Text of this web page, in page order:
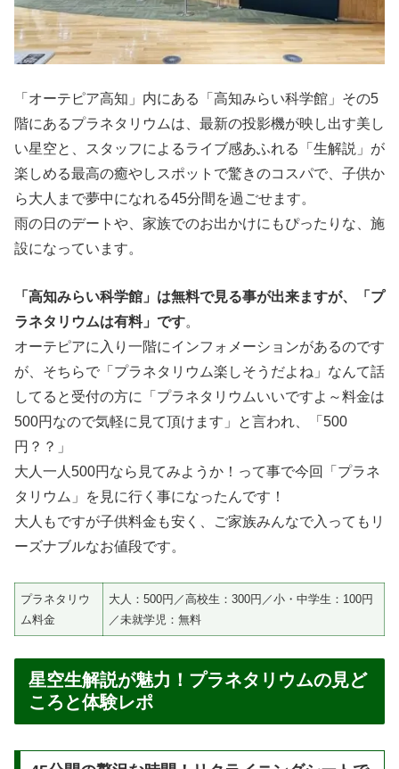
「オーテピア高知」内にある「高知みらい科学館」その5
階にあるプラネタリウムは、最新の投影機が映し出す美し
い星空と、スタッフによるライブ感あふれる「生解説」が
楽しめる最高の癒やしスポットで驚きのコスパで、子供か
ら大人まで夢中になれる45分間を過ごせます。
雨の日のデートや、家族でのお出かけにもぴったりな、施
設になっています。
「高知みらい科学館」は無料で見る事が出来ますが、「プ
ラネタリウムは有料」です。
オーテピアに入り一階にインフォメーションがあるのです
が、そちらで「プラネタリウム楽しそうだよね」なんて話
してると受付の方に「プラネタリウムいいですよ～料金は
500円なので気軽に見て頂けます」と言われ、「500
円？？」
大人一人500円なら見てみようか！って事で今回「プラネ
タリウム」を見に行く事になったんです！
大人もですが子供料金も安く、ご家族みんなで入ってもリ
ーズナブルなお値段です。
プラネタリウ
ム料金
大人：500円／高校生：300円／小・中学生：100円
／未就学児：無料
星空生解説が魅力！プラネタリウムの見ど
ころと体験レポ